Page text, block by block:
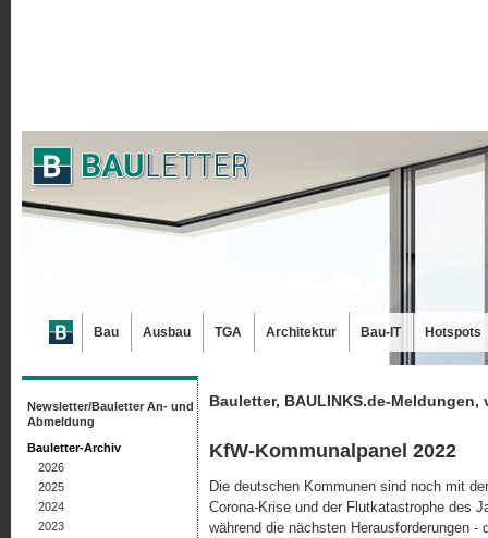
Bauletter, BAULINKS.de-Meldungen,
KfW-Kommunalpanel 2022
Die deutschen Kommunen sind noch mit
Corona-Krise und der Flutkatastrophe des
während die nächsten Herausforderungen -
Newsletter/Bauletter An- und
Abmeldung
Bauletter-Archiv
2026
2025
2024
2023
Bau Ausbau TGA Architektur Bau-IT Hotspots